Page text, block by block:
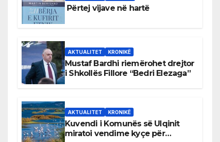
Përtej vijave në hartë
AKTUALITET KRONIKË
Mustaf Bardhi riemërohet drejtor
i Shkollës Fillore “Bedri Elezaga”
AKTUALITET KRONIKË
Kuvendi i Komunës së Ulqinit
miratoi vendime kyçe për